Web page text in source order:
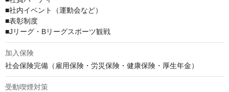
■社内イベント（運動会など）
■表彰制度
■Jリーグ・Bリーグスポーツ観戦
加入保険
社会保険完備（雇用保険・労災保険・健康保険・厚生年金）
受動喫煙対策